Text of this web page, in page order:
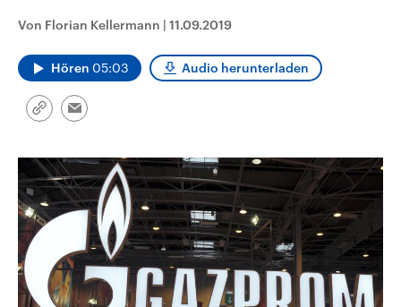
Von Florian Kellermann | 11.09.2019
Hören 05:03 Audio herunterladen
Link
Email